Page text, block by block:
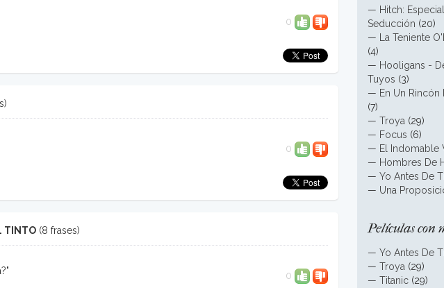
0
0
TINTO (8 frases)
0
— Hitch:
Seducción (20)
—
La Teniente
(4)
— Hooligans -
Tuyos (3)
— En Un Rincón
(7)
— Troya (29)
— Focus (6)
— El Indomable
— Hombres De
— Yo Antes De Ti
— Una
Películas con
— Yo Antes De Ti
— Troya (29)
— Titanic (29)